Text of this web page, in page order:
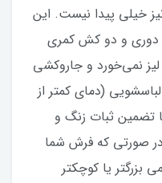
خیلی پیدا نیست. این
دوری و دو کش کمری
نمی‌خورد و جاروکشی
(دمای کمتر از
تضمین ثبات زنگ و
صورتی که فرش شما
بزرگتر یا کوچکتر